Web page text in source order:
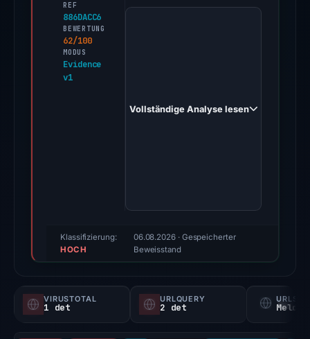
REF
886DACC6
BEWERTUNG
62/100
MODUS
Evidence
v1
PhishDestroy
Apr
triage
score,
probability).
Vollständige Analyse lesen
Klassifizierung:
HOCH
06.08.2026· Gespeicherter
Beweisstand
VIRUSTOTAL
1 det
URLQUERY
2 det